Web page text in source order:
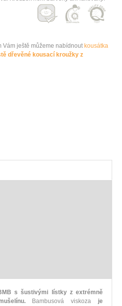
Vám ještě můžeme nabídnout kousátka
dřevěné kousací kroužky z
s šustivými lístky z extrémně
Bambusová viskoza je